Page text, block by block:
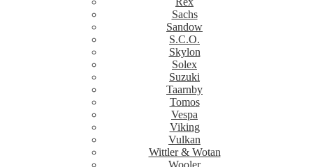
Sachs
Sandow
S.C.O.
Skylon
Solex
Suzuki
Taarnby
Tomos
Vespa
Viking
Vulkan
Wittler & Wotan
Wooler